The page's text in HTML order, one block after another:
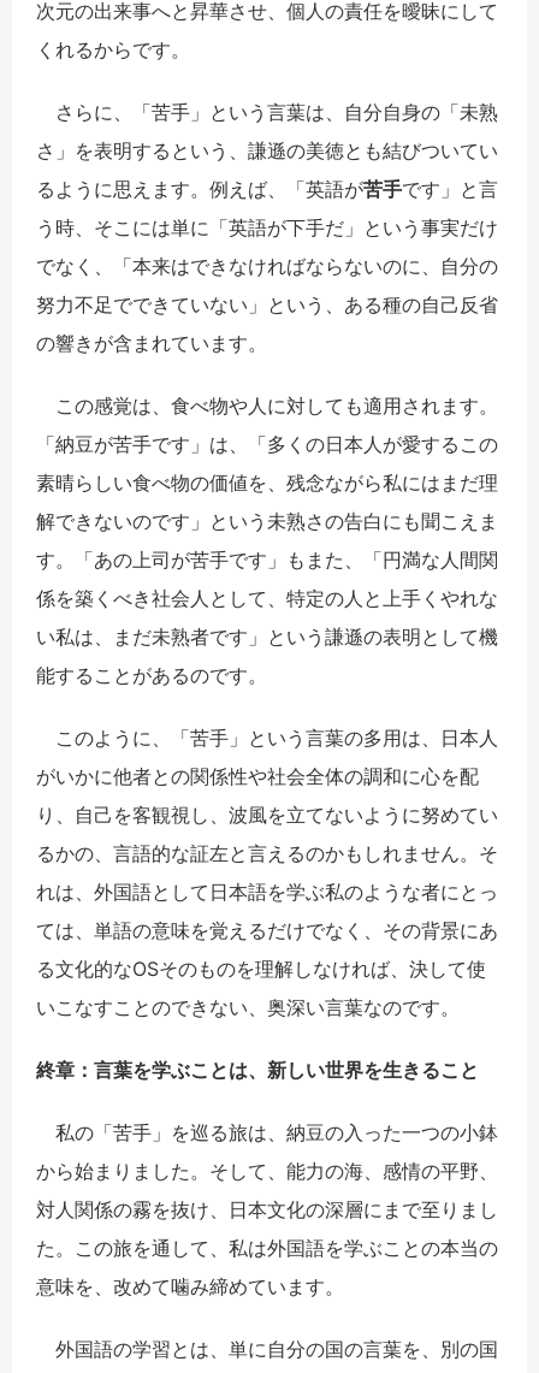
次元の出来事へと昇華させ、個人の責任を曖昧にして
くれるからです。
さらに、「苦手」という言葉は、自分自身の「未熟
さ」を表明するという、謙遜の美徳とも結びついてい
るように思えます。例えば、「英語が苦手です」と言
う時、そこには単に「英語が下手だ」という事実だけ
でなく、「本来はできなければならないのに、自分の
努力不足でできていない」という、ある種の自己反省
の響きが含まれています。
この感覚は、食べ物や人に対しても適用されます。
「納豆が苦手です」は、「多くの日本人が愛するこの
素晴らしい食べ物の価値を、残念ながら私にはまだ理
解できないのです」という未熟さの告白にも聞こえま
す。「あの上司が苦手です」もまた、「円満な人間関
係を築くべき社会人として、特定の人と上手くやれな
い私は、まだ未熟者です」という謙遜の表明として機
能することがあるのです。
このように、「苦手」という言葉の多用は、日本人
がいかに他者との関係性や社会全体の調和に心を配
り、自己を客観視し、波風を立てないように努めてい
るかの、言語的な証左と言えるのかもしれません。そ
れは、外国語として日本語を学ぶ私のような者にとっ
ては、単語の意味を覚えるだけでなく、その背景にあ
る文化的なOSそのものを理解しなければ、決して使
いこなすことのできない、奥深い言葉なのです。
終章：言葉を学ぶことは、新しい世界を生きること
私の「苦手」を巡る旅は、納豆の入った一つの小鉢
から始まりました。そして、能力の海、感情の平野、
対人関係の霧を抜け、日本文化の深層にまで至りまし
た。この旅を通して、私は外国語を学ぶことの本当の
意味を、改めて噛み締めています。
外国語の学習とは、単に自分の国の言葉を、別の国